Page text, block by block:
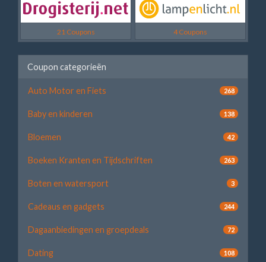
21 Coupons 4 Coupons
Coupon categorieën
Auto Motor en Fiets 268
Baby en kinderen 138
Bloemen 42
Boeken Kranten en Tijdschriften 263
Boten en watersport 3
Cadeaus en gadgets 244
Dagaanbiedingen en groepdeals 72
Dating 108